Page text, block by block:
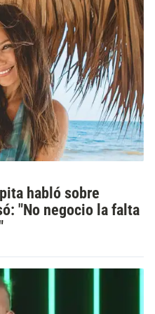
habló sobre
"No negocio la falta